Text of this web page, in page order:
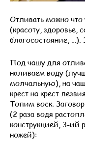
Отливать можно что
(красоту, здоровье,
благосостояние, …).
Под чашу для
наливаем воду
молчальную), на
крест на крест
Топим воск.
(2 раза водя
конструкцией, 3-ий
ножей):